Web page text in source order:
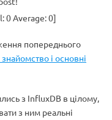
0Average:0]
попереднього
і основні
з InfluxDB в цілому,
з ним реальні